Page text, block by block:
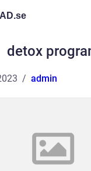
se
detox
admin